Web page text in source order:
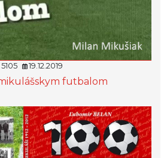
19.12.2019
futbalom